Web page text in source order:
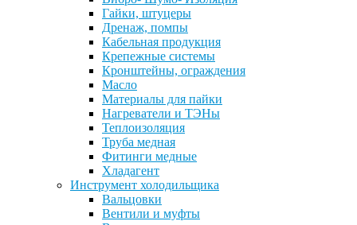
Гайки, штуцеры
Дренаж, помпы
Кабельная продукция
Крепежные системы
Кронштейны, ограждения
Масло
Материалы для пайки
Нагреватели и ТЭНы
Теплоизоляция
Труба медная
Фитинги медные
Хладагент
Инструмент холодильщика
Вальцовки
Вентили и муфты